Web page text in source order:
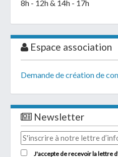
8h - 12h & 14h - 17h
Espace association
Demande de création de
Newsletter
J'accepte de recevoir la lettre